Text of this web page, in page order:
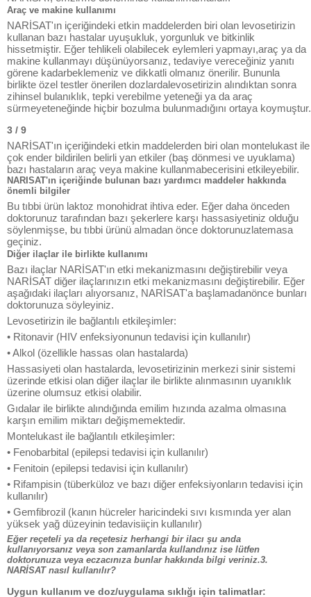
Araç ve makine kullanımı
NARİSAT'ın içeriğindeki etkin maddelerden biri olan levosetirizin
kullanan bazı hastalar uyuşukluk, yorgunluk ve bitkinlik
hissetmiştir. Eğer tehlikeli olabilecek eylemleri yapmayı,araç ya da
makine kullanmayı düşünüyorsanız, tedaviye vereceğiniz yanıtı
görene kadarbeklemeniz ve dikkatli olmanız önerilir. Bununla
birlikte özel testler önerilen dozlardalevosetirizin alındıktan sonra
zihinsel bulanıklık, tepki verebilme yeteneği ya da araç
sürmeyeteneğinde hiçbir bozulma bulunmadığını ortaya koymuştur.
3 / 9
NARİSAT'ın içeriğindeki etkin maddelerden biri olan montelukast ile
çok ender bildirilen belirli yan etkiler (baş dönmesi ve uyuklama)
bazı hastaların araç veya makine kullanmabecerisini etkileyebilir.
NARISAT'ın içeriğinde bulunan bazı yardımcı maddeler hakkında
önemli bilgiler
Bu tıbbi ürün laktoz monohidrat ihtiva eder. Eğer daha önceden
doktorunuz tarafından bazı şekerlere karşı hassasiyetiniz olduğu
söylenmişse, bu tıbbi ürünü almadan önce doktorunuzlatemasa
geçiniz.
Diğer ilaçlar ile birlikte kullanımı
Bazı ilaçlar NARİSAT'ın etki mekanizmasını değiştirebilir veya
NARİSAT diğer ilaçlarınızın etki mekanizmasını değiştirebilir. Eğer
aşağıdaki ilaçları alıyorsanız, NARİSAT'a başlamadanönce bunları
doktorunuza söyleyiniz.
Levosetirizin ile bağlantılı etkileşimler:
• Ritonavir (HIV enfeksiyonunun tedavisi için kullanılır)
• Alkol (özellikle hassas olan hastalarda)
Hassasiyeti olan hastalarda, levosetirizinin merkezi sinir sistemi
üzerinde etkisi olan diğer ilaçlar ile birlikte alınmasının uyanıklık
üzerine olumsuz etkisi olabilir.
Gıdalar ile birlikte alındığında emilim hızında azalma olmasına
karşın emilim miktarı değişmemektedir.
Montelukast ile bağlantılı etkileşimler:
• Fenobarbital (epilepsi tedavisi için kullanılır)
• Fenitoin (epilepsi tedavisi için kullanılır)
• Rifampisin (tüberküloz ve bazı diğer enfeksiyonların tedavisi için
kullanılır)
• Gemfibrozil (kanın hücreler haricindeki sıvı kısmında yer alan
yüksek yağ düzeyinin tedavisiiçin kullanılır)
Eğer reçeteli ya da reçetesiz herhangi bir ilacı şu anda
kullanıyorsanız veya son zamanlarda kullandınız ise lütfen
doktorunuza veya eczacınıza bunlar hakkında bilgi veriniz.3.
NARİSAT nasıl kullanılır?
Uygun kullanım ve doz/uygulama sıklığı için talimatlar: